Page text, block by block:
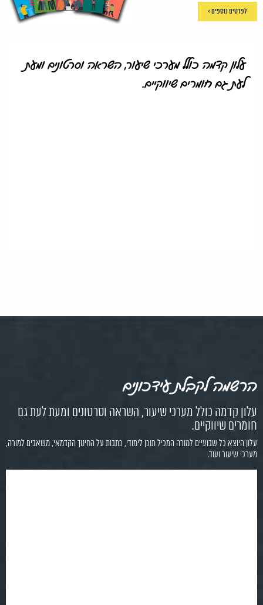
לפרטים נוספים >
עלון קדמה כולל מערכי שיעור, השראה וסרטונים ומעת
לעת גם חומרים שיווקיים.
הרשמה לקבלת עידכונים
עלון קדמה כולל מערכי שיעור, השראה וסרטונים ומעת לעת גם
חומרים שיווקיים.
עלון היוצא כל שבועיים למורה המכיל תוכן לימודי, כתבות על החינוך הקדמאי, משאבים למורה,
מערכי שיעור ועוד.